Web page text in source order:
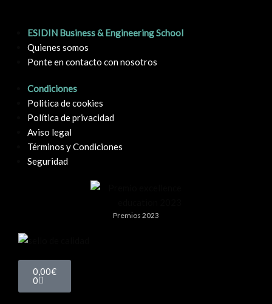
ESIDIN Business & Engineering School
Quienes somos
Ponte en contacto con nosotros
Condiciones
Politica de cookies
Política de privacidad
Aviso legal
Términos y Condiciones
Seguridad
Premios 2023
0,00€
0